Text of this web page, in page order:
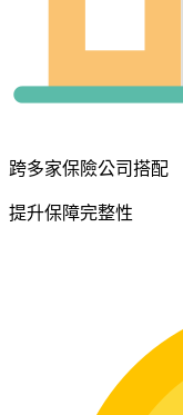
跨多家保險公司搭配
提升保障完整性